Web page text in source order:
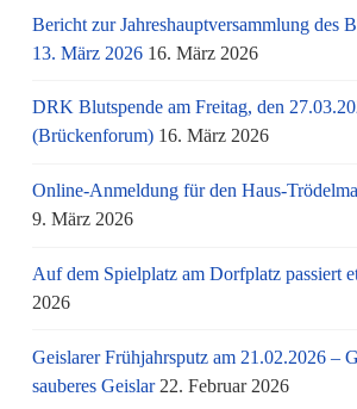
Bericht zur Jahreshauptversammlung des
13. März 2026 16. März 2026
DRK Blutspende am Freitag, den
(Brückenforum) 16. März 2026
Online-Anmeldung für den Haus-
9. März 2026
Auf dem Spielplatz am Dorfplatz passiert
2026
Geislarer Frühjahrsputz am 21.02.2026 –
sauberes Geislar 22. Februar 2026